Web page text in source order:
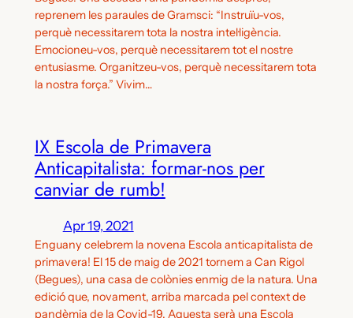
reprenem les paraules de Gramsci: “Instruïu-vos,
perquè necessitarem tota la nostra intel·ligència.
Emocioneu-vos, perquè necessitarem tot el nostre
entusiasme. Organitzeu-vos, perquè necessitarem tota
la nostra força.” Vivim…
IX Escola de Primavera
Anticapitalista: formar-nos per
canviar de rumb!
Apr 19, 2021
Enguany celebrem la novena Escola anticapitalista de
primavera! El 15 de maig de 2021 tornem a Can Rigol
(Begues), una casa de colònies enmig de la natura. Una
edició que, novament, arriba marcada pel context de
pandèmia de la Covid-19. Aquesta serà una Escola